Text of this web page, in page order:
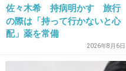
21. 匿名 2014/06/16(月) 17:07:36
有吉の言ってることに同意。感じ悪
この人、いちいち噛みつかないと気
佐々木希 持病明かす 旅行
の際は「持って行かないと心
配」薬を常備
2026年8月6日